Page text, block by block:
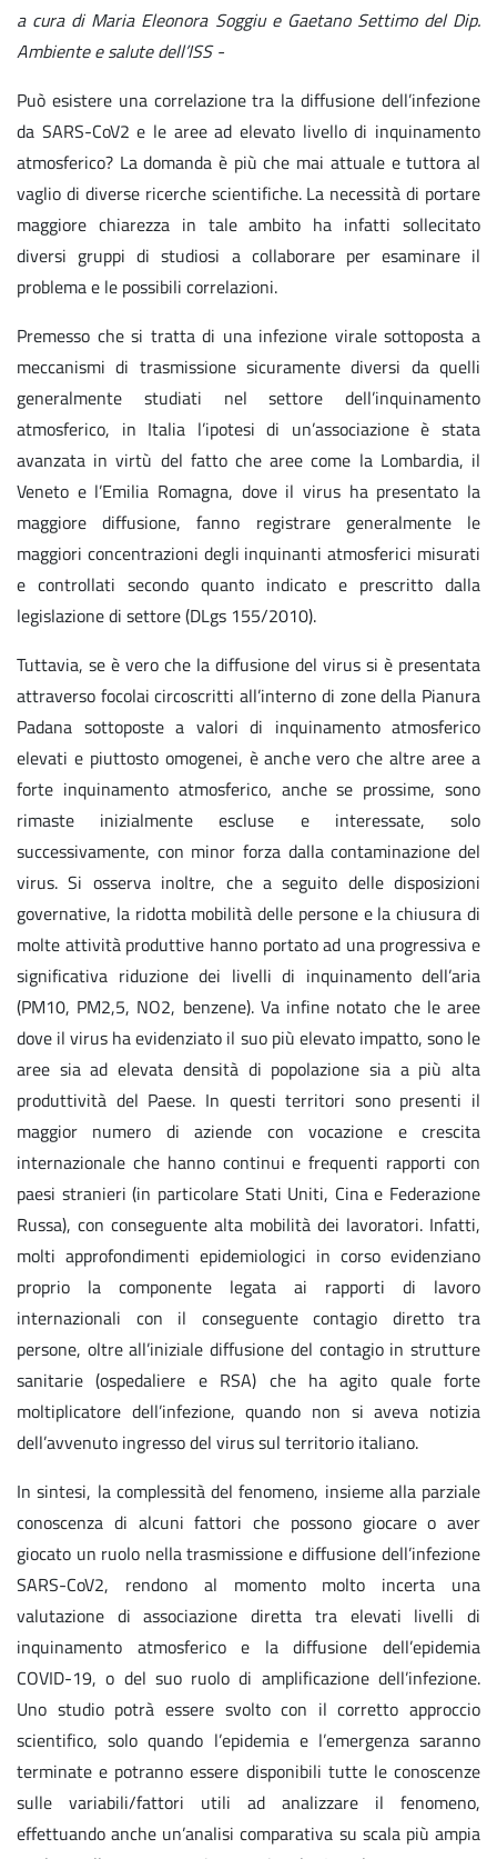
a cura di Maria Eleonora Soggiu e Gaetano Settimo del Dip.
Ambiente e salute dell’ISS -
Può esistere una correlazione tra la diffusione dell’infezione
da SARS-CoV2 e le aree ad elevato livello di inquinamento
atmosferico? La domanda è più che mai attuale e tuttora al
vaglio di diverse ricerche scientifiche. La necessità di portare
maggiore chiarezza in tale ambito ha infatti sollecitato
diversi gruppi di studiosi a collaborare per esaminare il
problema e le possibili correlazioni.
Premesso che si tratta di una infezione virale sottoposta a
meccanismi di trasmissione sicuramente diversi da quelli
generalmente studiati nel settore dell’inquinamento
atmosferico, in Italia l’ipotesi di un’associazione è stata
avanzata in virtù del fatto che aree come la Lombardia, il
Veneto e l’Emilia Romagna, dove il virus ha presentato la
maggiore diffusione, fanno registrare generalmente le
maggiori concentrazioni degli inquinanti atmosferici misurati
e controllati secondo quanto indicato e prescritto dalla
legislazione di settore (DLgs 155/2010).
Tuttavia, se è vero che la diffusione del virus si è presentata
attraverso focolai circoscritti all’interno di zone della Pianura
Padana sottoposte a valori di inquinamento atmosferico
elevati e piuttosto omogenei, è anche vero che altre aree a
forte inquinamento atmosferico, anche se prossime, sono
rimaste inizialmente escluse e interessate, solo
successivamente, con minor forza dalla contaminazione del
virus. Si osserva inoltre, che a seguito delle disposizioni
governative, la ridotta mobilità delle persone e la chiusura di
molte attività produttive hanno portato ad una progressiva e
significativa riduzione dei livelli di inquinamento dell’aria
(PM10, PM2,5, NO2, benzene). Va infine notato che le aree
dove il virus ha evidenziato il suo più elevato impatto, sono le
aree sia ad elevata densità di popolazione sia a più alta
produttività del Paese. In questi territori sono presenti il
maggior numero di aziende con vocazione e crescita
internazionale che hanno continui e frequenti rapporti con
paesi stranieri (in particolare Stati Uniti, Cina e Federazione
Russa), con conseguente alta mobilità dei lavoratori. Infatti,
molti approfondimenti epidemiologici in corso evidenziano
proprio la componente legata ai rapporti di lavoro
internazionali con il conseguente contagio diretto tra
persone, oltre all’iniziale diffusione del contagio in strutture
sanitarie (ospedaliere e RSA) che ha agito quale forte
moltiplicatore dell’infezione, quando non si aveva notizia
dell’avvenuto ingresso del virus sul territorio italiano.
In sintesi, la complessità del fenomeno, insieme alla parziale
conoscenza di alcuni fattori che possono giocare o aver
giocato un ruolo nella trasmissione e diffusione dell’infezione
SARS-CoV2, rendono al momento molto incerta una
valutazione di associazione diretta tra elevati livelli di
inquinamento atmosferico e la diffusione dell’epidemia
COVID-19, o del suo ruolo di amplificazione dell’infezione.
Uno studio potrà essere svolto con il corretto approccio
scientifico, solo quando l’epidemia e l’emergenza saranno
terminate e potranno essere disponibili tutte le conoscenze
sulle variabili/fattori utili ad analizzare il fenomeno,
effettuando anche un’analisi comparativa su scala più ampia